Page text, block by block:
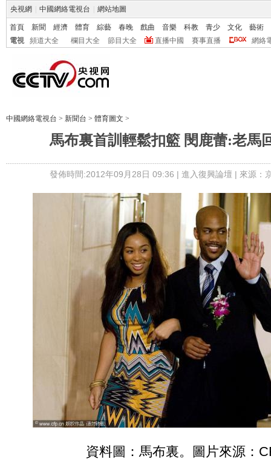
央視網 中國網絡電視台 網站地圖
首頁 新聞 經濟 體育 綜藝 春晚 戲曲 音樂 科教 青少 文化
藝術
電視
頻道大全 欄目大全 節目大全 直播中國 賽事直播 網絡
中國網絡電視台 > 新聞台 > 體育圖文 >
馬布裏首訓輕鬆扣籃 閔鹿蕾:老馬
發佈時間:2012年09月28日 09:36 | 進入復興論壇 | 來源：
資料圖：馬布裏。圖片來源：